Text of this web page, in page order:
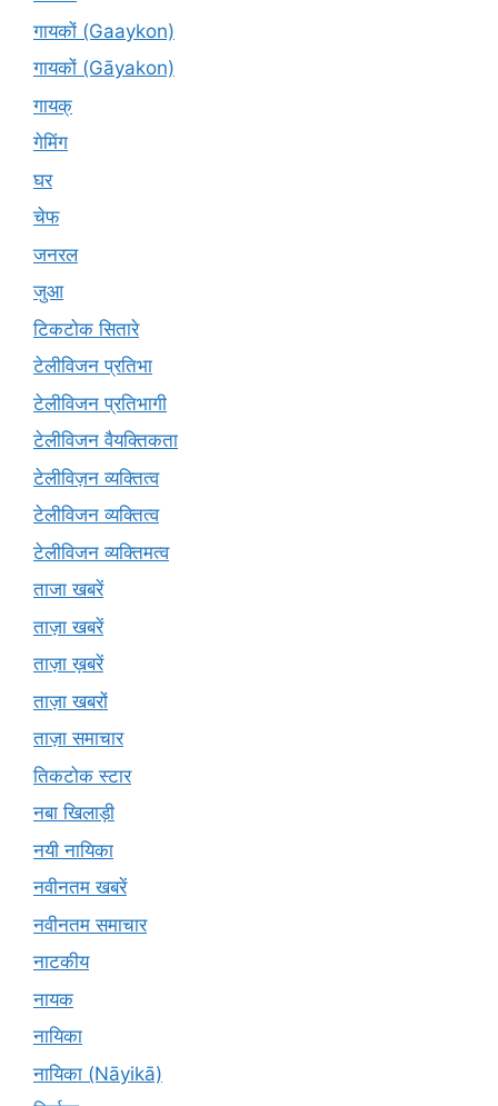
गायकों (Gaaykon)
गायकों (Gāyakon)
गायक्
गेमिंग
घर
चेफ
जनरल
जुआ
टिकटोक सितारे
टेलीविजन प्रतिभा
टेलीविजन प्रतिभागी
टेलीविजन वैयक्तिकता
टेलीविज़न व्यक्तित्व
टेलीविजन व्यक्तित्व
टेलीविजन व्यक्तिमत्व
ताजा खबरें
ताज़ा खबरें
ताज़ा ख़बरें
ताज़ा खबरों
ताज़ा समाचार
तिकटोक स्टार
नबा खिलाड़ी
नयी नायिका
नवीनतम खबरें
नवीनतम समाचार
नाटकीय
नायक
नायिका
नायिका (Nāyikā)